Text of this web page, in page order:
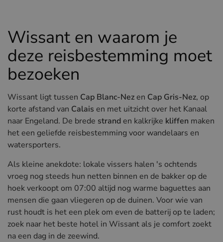
Hotels in Duinkerke (FR)
Wissant en waarom je
deze reisbestemming moet
bezoeken
Wissant ligt tussen Cap Blanc-Nezen Cap Gris-Nez, op
korte afstand van Calais en met uitzicht over het Kanaal
naar Engeland. De brede stranden kalkrijke kliffen maken
het een geliefde reisbestemming voor wandelaars en
watersporters.
Als kleine anekdote: lokale vissers halen 's ochtends
vroeg nog steeds hun netten binnen en de bakker op de
hoek verkoopt om 07:00 altijd nog warme baguettes aan
mensen die gaan vliegeren op de duinen. Voor wie van
rust houdt is het een plek om even de batterij op te laden;
zoek naar het beste hotel in Wissant als je comfort zoekt
na een dag in de zeewind.